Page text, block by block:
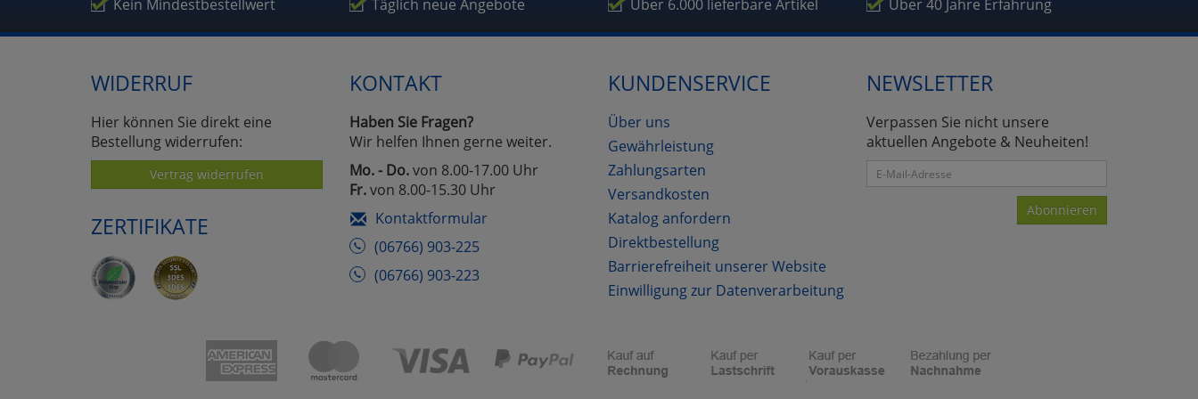
Kein Mindestbestellwert Täglich neue Angebote Über 6.000 lieferbare Artikel Über 40 Jahre Erfahrung
WIDERRUF
Hier können Sie direkt eine
Bestellung widerrufen:
Vertrag widerrufen
ZERTIFIKATE
KONTAKT
Haben Sie Fragen?
Wir helfen Ihnen gerne weiter.
Mo. - Do.von 8.00-17.00 Uhr
Fr.von 8.00-15.30 Uhr
Kontaktformular
(06766) 903-225
(06766) 903-223
KUNDENSERVICE
Über uns
Gewährleistung
Zahlungsarten
Versandkosten
Katalog anfordern
Direktbestellung
Barrierefreiheit unserer Website
Einwilligung zur Datenverarbeitung
NEWSLETTER
Verpassen Sie nicht unsere
aktuellen Angebote & Neuheiten!
Abonnieren